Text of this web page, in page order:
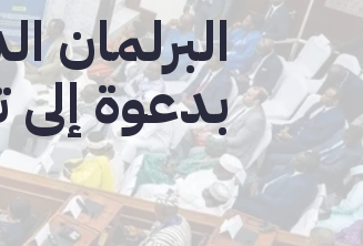
البرلمان
بدعوة إلى